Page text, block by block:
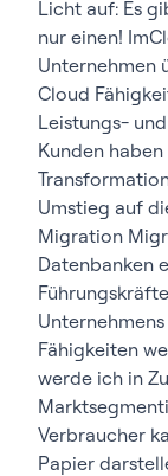
Licht auf: Es
nur einen!
Unternehmen
Cloud
Leistungs-
Kunden
Umstieg auf
Migration
Datenbanken
Fähigkeiten
werde ich in
Verbraucher
Papier